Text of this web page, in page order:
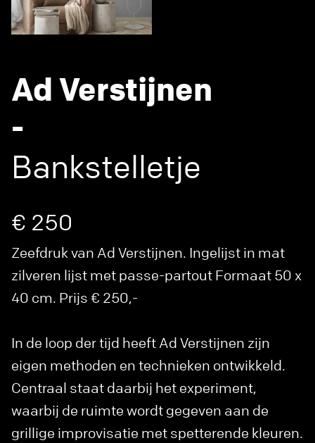
Ad Verstijnen
-
Bankstelletje
€ 250
Zeefdruk van Ad Verstijnen. Ingelijst in mat
zilveren lijst met passe-partout Formaat 50 x
40 cm. Prijs € 250,-
In de loop der tijd heeft Ad Verstijnen zijn
eigen methoden en technieken ontwikkeld.
Centraal staat daarbij het experiment,
waarbij de ruimte wordt gegeven aan de
grillige improvisatie met spetterende kleuren.